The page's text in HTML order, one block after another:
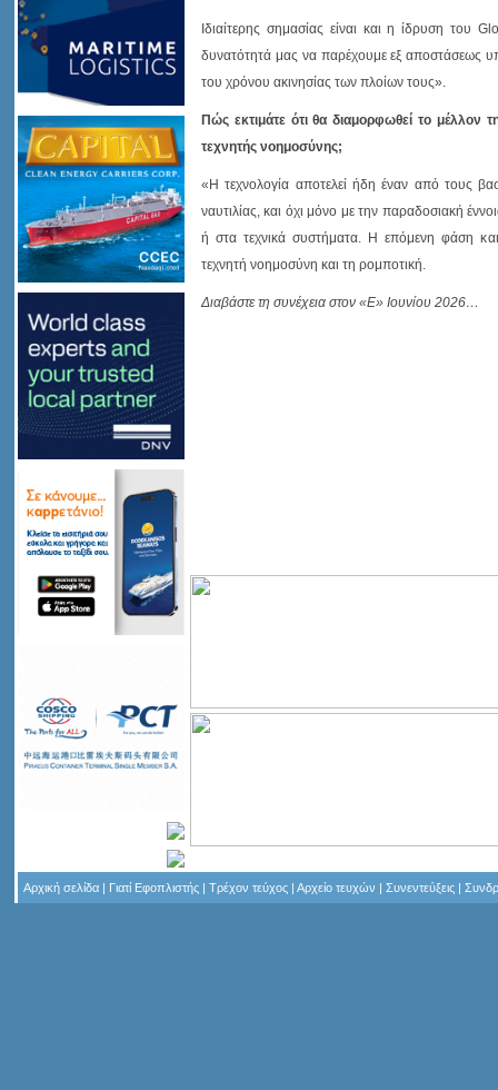
Ιδιαίτερης σημασίας είναι και η ίδρυση του
δυνατότητά μας να παρέχουμε εξ αποστάσεως
του χρόνου ακινησίας των πλοίων τους».
Πώς εκτιμάτε ότι θα διαμορφωθεί το μέλλον
τεχνητής νοημοσύνης;
«Η τεχνολογία αποτελεί ήδη έναν από τους
ναυτιλίας, και όχι μόνο με την παραδοσιακή
ή στα τεχνικά συστήματα. Η επόμενη φάση
τεχνητή νοημοσύνη και τη ρομποτική.
Διαβάστε τη συνέχεια στον «Ε» Ιουνίου 2026…
Αρχική σελίδα | Γιατί Εφοπλιστής | Τρέχον τεύχος | Αρχείο τευχών | Συνεντεύξεις |